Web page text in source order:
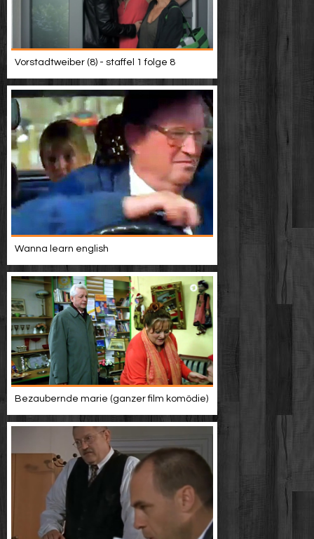
Vorstadtweiber (8) - staffel 1 folge 8
Wanna learn english
Bezaubernde marie (ganzer film komödie)